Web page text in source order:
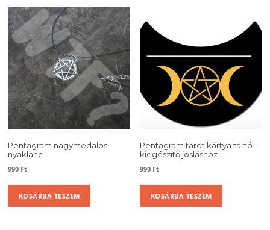
Pentagram nagymedalos
nyaklanc
990 Ft
KOSÁRBA TESZEM
Pentagram tarot kártya tartó –
kiegészítő jósláshoz
990 Ft
KOSÁRBA TESZEM